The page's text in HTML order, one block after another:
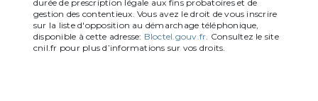
durée de prescription légale aux fins probatoires et de
gestion des contentieux. Vous avez le droit de vous inscrire
sur la liste d'opposition au démarchage téléphonique,
disponible à cette adresse: Bloctel.gouv.fr. Consultez le site
cnil.fr pour plus d’informations sur vos droits.